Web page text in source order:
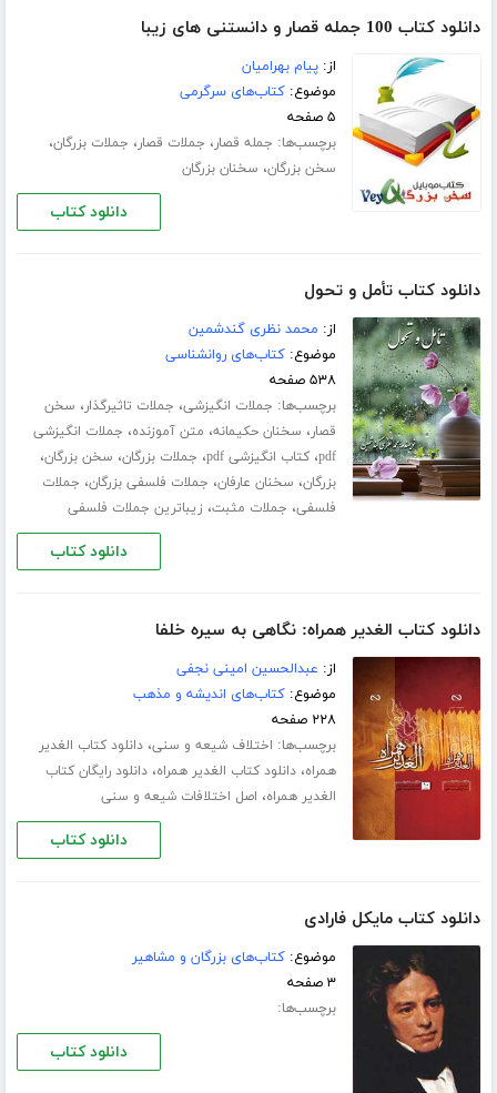
دانلود کتاب 100 جمله قصار و دانستنی های زیبا
از:پیام بهرامیان
موضوع:کتاب‌های سرگرمی
۵ صفحه
برچسب‌ها: جمله قصار، جملات قصار، جملات بزرگان،
سخن بزرگان، سخنان بزرگان
دانلود کتاب
دانلود کتاب تأمل و تحول
از: محمد نظری گندشمین
موضوع:کتاب‌های روانشناسی
۵۳۸ صفحه
برچسب‌ها: جملات انگیزشی، جملات تاثیرگذار، سخن
قصار، سخنان حکیمانه، متن آموزنده، جملات انگیزشی
pdf،کتاب انگیزشی pdf ، جملات بزرگان، سخن بزرگان،
بزرگان، سخنان عارفان، جملات فلسفی بزرگان، جملات
فلسفی، جملات مثبت، زیباترین جملات فلسفی
دانلود کتاب
دانلود کتاب الغدیر همراه: نگاهی به سیره خلفا
از: عبدالحسین امینی نجفی
موضوع:کتاب‌های اندیشه و مذهب
۲۲۸ صفحه
برچسب‌ها: اختلاف شیعه و سنی،دانلود کتاب الغدیر
همراه،دانلود کتاب الغدیر همراه،دانلود رایگان کتاب
الغدیر همراه، اصل اختلافات شیعه و سنی
دانلود کتاب
دانلود کتاب مایکل فارادی
موضوع:کتاب‌های بزرگان و مشاهیر
۳ صفحه
برچسب‌ها:
دانلود کتاب